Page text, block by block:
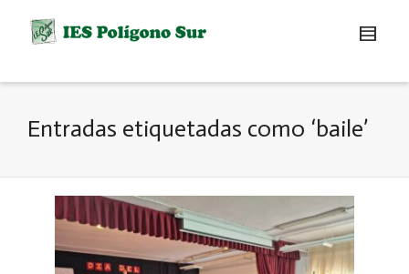
Entradas etiquetadas como ‘baile’